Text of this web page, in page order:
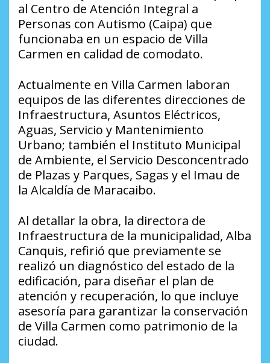
al Centro de Atención Integral a
Personas con Autismo (Caipa) que
funcionaba en un espacio de Villa
Carmen en calidad de comodato.
Actualmente en Villa Carmen laboran
equipos de las diferentes direcciones de
Infraestructura, Asuntos Eléctricos,
Aguas, Servicio y Mantenimiento
Urbano; también el Instituto Municipal
de Ambiente, el Servicio Desconcentrado
de Plazas y Parques, Sagas y el Imau de
la Alcaldía de Maracaibo.
Al detallar la obra, la directora de
Infraestructura de la municipalidad, Alba
Canquis, refirió que previamente se
realizó un diagnóstico del estado de la
edificación, para diseñar el plan de
atención y recuperación, lo que incluye
asesoría para garantizar la conservación
de Villa Carmen como patrimonio de la
ciudad.